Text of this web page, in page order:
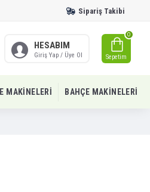
Sipariş Takibi
HESABIM
Giriş Yap / Üye Ol Sepetim
0
MAKINELERI BAHÇE MAKINELERI